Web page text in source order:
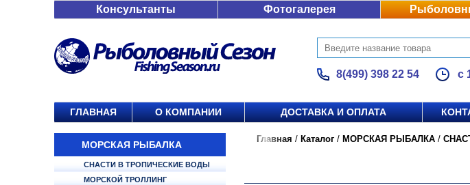
Консультанты Фотогалерея
8(499) 398 22 54 с
ГЛАВНАЯ О КОМПАНИИ ДОСТАВКА И ОПЛАТА
МОРСКАЯ РЫБАЛКА
СНАСТИ В ТРОПИЧЕСКИЕ ВОДЫ
МОРСКОЙ ТРОЛЛИНГ
Главная / Каталог / МОРСКАЯ РЫБАЛКА /